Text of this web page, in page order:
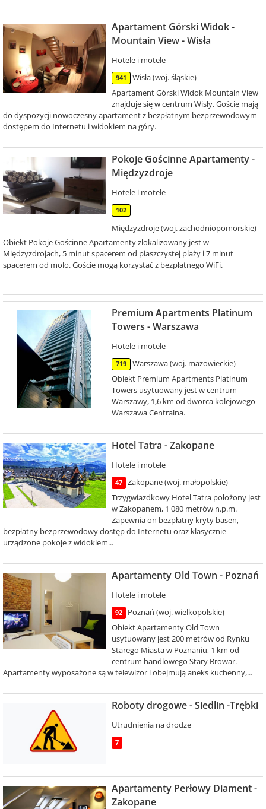
Apartament Górski Widok -
Mountain View - Wisła
Hotele i motele
941
Wisła (woj. śląskie)
Apartament Górski Widok Mountain View
znajduje się w centrum Wisły. Goście mają
do dyspozycji nowoczesny apartament z bezpłatnym bezprzewodowym
dostępem do Internetu i widokiem na góry.
Pokoje Gościnne Apartamenty -
Międzyzdroje
Hotele i motele
102
Międzyzdroje (woj. zachodniopomorskie)
Obiekt Pokoje Gościnne Apartamenty zlokalizowany jest w
Międzyzdrojach, 5 minut spacerem od piaszczystej plaży i 7 minut
spacerem od molo. Goście mogą korzystać z bezpłatnego WiFi.
Premium Apartments Platinum
Towers - Warszawa
Hotele i motele
719
Warszawa (woj. mazowieckie)
Obiekt Premium Apartments Platinum
Towers usytuowany jest w centrum
Warszawy, 1,6 km od dworca kolejowego
Warszawa Centralna.
Hotel Tatra - Zakopane
Hotele i motele
47
Zakopane (woj. małopolskie)
Trzygwiazdkowy Hotel Tatra położony jest
w Zakopanem, 1 080 metrów n.p.m.
Zapewnia on bezpłatny kryty basen,
bezpłatny bezprzewodowy dostęp do Internetu oraz klasycznie
urządzone pokoje z widokiem...
Apartamenty Old Town - Poznań
Hotele i motele
92
Poznań (woj. wielkopolskie)
Obiekt Apartamenty Old Town
usytuowany jest 200 metrów od Rynku
Starego Miasta w Poznaniu, 1 km od
centrum handlowego Stary Browar.
Apartamenty wyposażone są w telewizor i obejmują aneks kuchenny,...
Roboty drogowe - Siedlin -Trębki
Utrudnienia na drodze
7
Apartamenty Perłowy Diament -
Zakopane